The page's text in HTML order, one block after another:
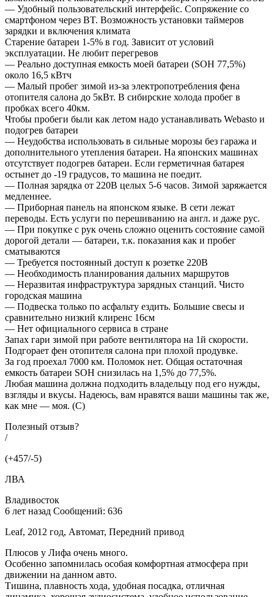
— Удобный пользовательский интерфейс. Сопряжение со
смартфоном через BT. Возможность установки таймеров
зарядки и включения климата
Старение батареи 1-5% в год. Зависит от условий
эксплуатации. Не любит перегревов
— Реально доступная емкость моей батареи (SOH 77,5%)
около 16,5 кВтч
— Малый пробег зимой из-за электропотребления фена
отопителя салона до 5кВт. В сибирские холода пробег в
пробках всего 40км.
Чтобы пробеги были как летом надо устанавливать Webasto и
подогрев батареи
— Неудобства использовать в сильные морозы без гаража и
дополнительного утепления батареи. На японских машинах
отсутствует подогрев батареи. Если герметичная батарея
остынет до -19 градусов, то машина не поедит.
— Полная зарядка от 220В целых 5-6 часов. Зимой заряжается
медленнее.
— Приборная панель на японском языке. В сети лежат
переводы. Есть услуги по перешиванию на англ. и даже рус.
— При покупке с рук очень сложно оценить состояние самой
дорогой детали — батареи, т.к. показания как и пробег
сматываются
— Требуется постоянный доступ к розетке 220В
— Необходимость планирования дальних маршрутов
— Неразвитая инфраструктура зарядных станций. Чисто
городская машина
— Подвеска только по асфальту ездить. Большие свесы и
сравнительно низкий клиренс 16см
— Нет официального сервиса в стране
Запах гари зимой при работе вентилятора на 1й скорости.
Подгорает фен отопителя салона при плохой продувке.
За год проехал 7000 км. Поломок нет. Общая остаточная
емкость батареи SOH снизилась на 1,5% до 77,5%.
Любая машина должна подходить владельцу под его нужды,
взгляды и вкусы. Надеюсь, вам нравятся ваши машины так же,
как мне — моя. (С)
Полезный отзыв?
/
(+457/-5)
ЛВА
Владивосток
6 лет назад Сообщений: 636
Leaf, 2012 год, Автомат, Передний привод
Плюсов у Лифа очень много.
Особенно запомнилась особая комфортная атмосфера при
движении на данном авто.
Тишина, плавность хода, удобная посадка, отличная